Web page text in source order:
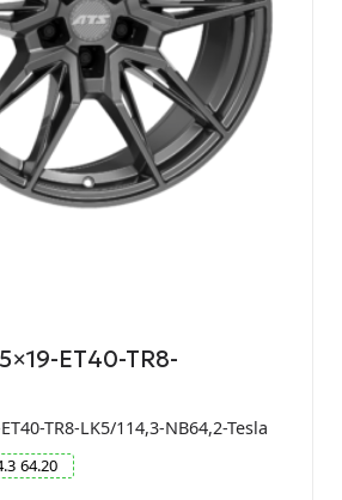
ET40-TR8-
TR8-LK5/114,3-NB64,2-Tesla
64.20